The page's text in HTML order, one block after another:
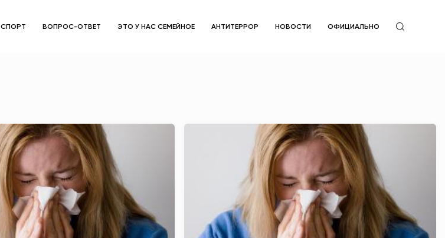
СПОРТ ВОПРОС-ОТВЕТ ЭТО У НАС СЕМЕЙНОЕ АНТИТЕРРОР НОВОСТИ ОФИЦИАЛЬНО
ПСИХОЛОГИЯ
КУЛЬТУРА
СПОРТ
ВОПРОС-ОТВЕТ